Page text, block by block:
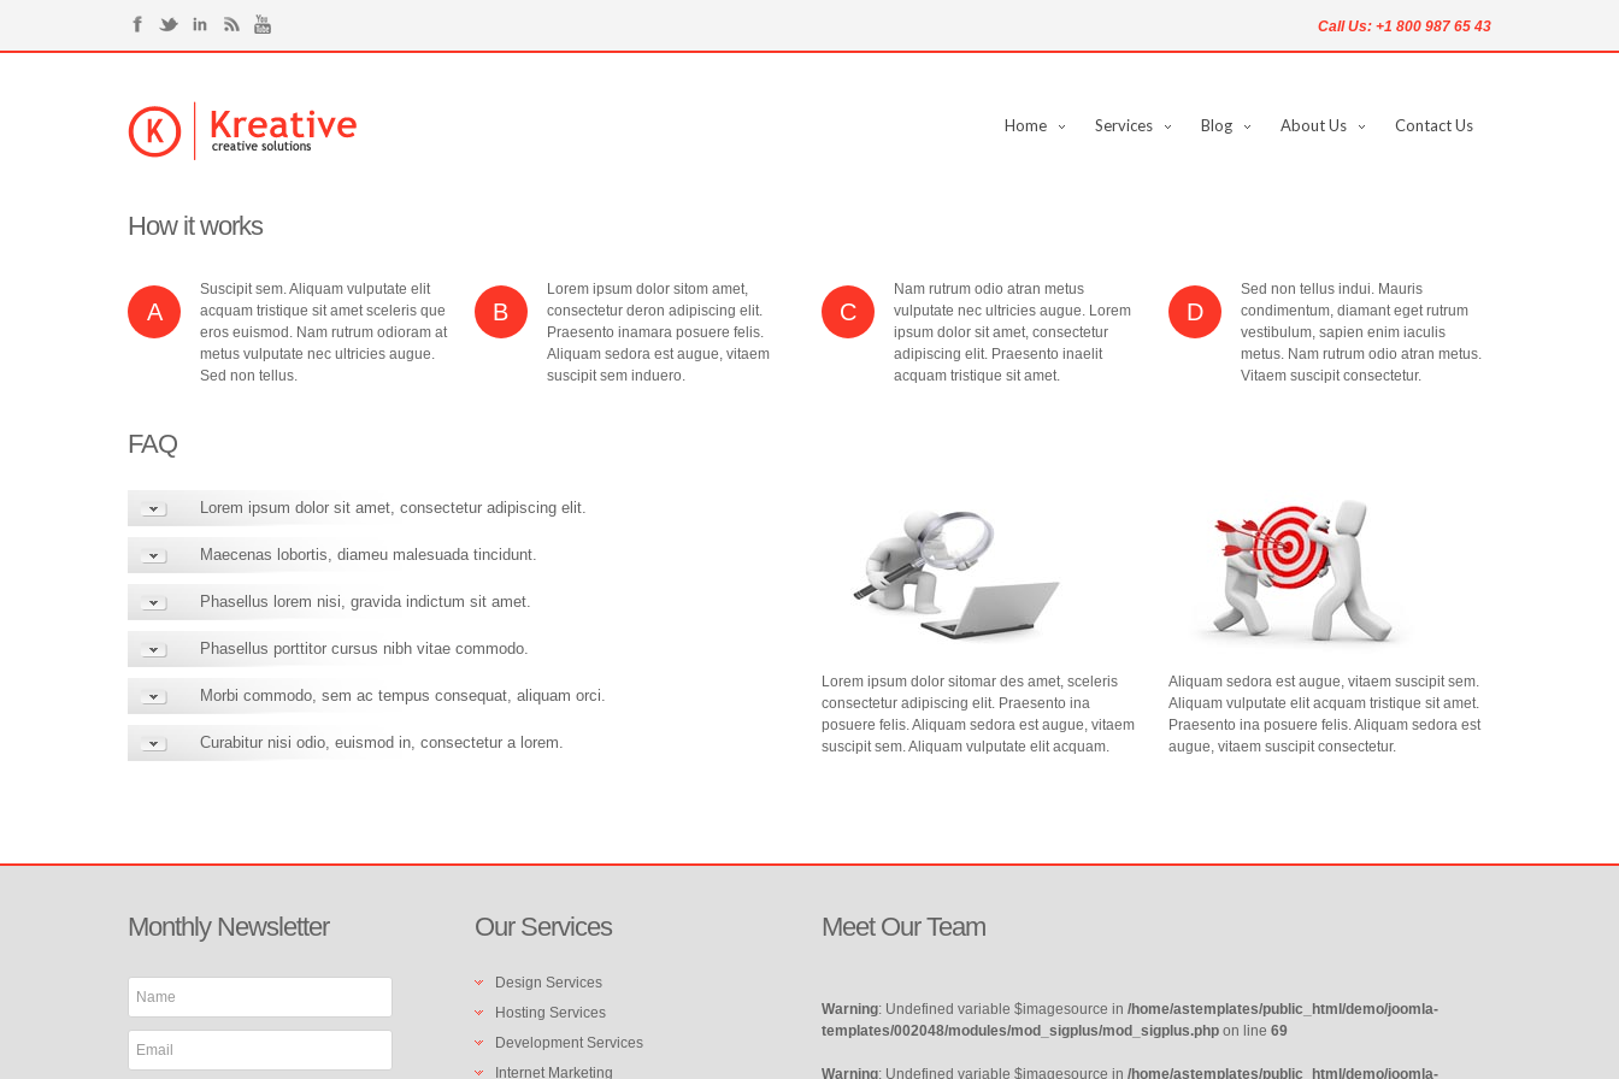
Call Us: +1 800 987 65 43
Home Services Blog About Us Contact Us
How it works
A
Suscipit sem. Aliquam vulputate elit
acquam tristique sit amet sceleris que
eros euismod. Nam rutrum odioram at
metus vulputate nec ultricies augue.
Sed non tellus.
B
Lorem ipsum dolor sitom amet,
consectetur deron adipiscing elit.
Praesento inamara posuere felis.
Aliquam sedora est augue, vitaem
suscipit sem induero.
C
Nam rutrum odio atran metus
vulputate nec ultricies augue. Lorem
ipsum dolor sit amet, consectetur
adipiscing elit. Praesento inaelit
acquam tristique sit amet.
D
Sed non tellus indui. Mauris
condimentum, diamant eget rutrum
vestibulum, sapien enim iaculis
metus. Nam rutrum odio atran metus.
Vitaem suscipit consectetur.
FAQ
Lorem ipsum dolor sit amet, consectetur adipiscing elit.
Maecenas lobortis, diameu malesuada tincidunt.
Phasellus lorem nisi, gravida indictum sit amet.
Phasellus porttitor cursus nibh vitae commodo.
Morbi commodo, sem ac tempus consequat, aliquam orci.
Curabitur nisi odio, euismod in, consectetur a lorem.
Lorem ipsum dolor sitomar des amet, sceleris
consectetur adipiscing elit. Praesento ina
posuere felis. Aliquam sedora est augue, vitaem
suscipit sem. Aliquam vulputate elit acquam.
Aliquam sedora est augue, vitaem suscipit sem.
Aliquam vulputate elit acquam tristique sit amet.
Praesento ina posuere felis. Aliquam sedora est
augue, vitaem suscipit consectetur.
Monthly Newsletter Our Services
Design Services
Hosting Services
Development Services
Internet Marketing
Meet Our Team
Warning: Undefined variable $imagesource in /home/astemplates/public_html/demo/joomla-
templates/002048/modules/mod_sigplus/mod_sigplus.php on line 69
Warning: Undefined variable $imagesource in /home/astemplates/public_html/demo/joomla-